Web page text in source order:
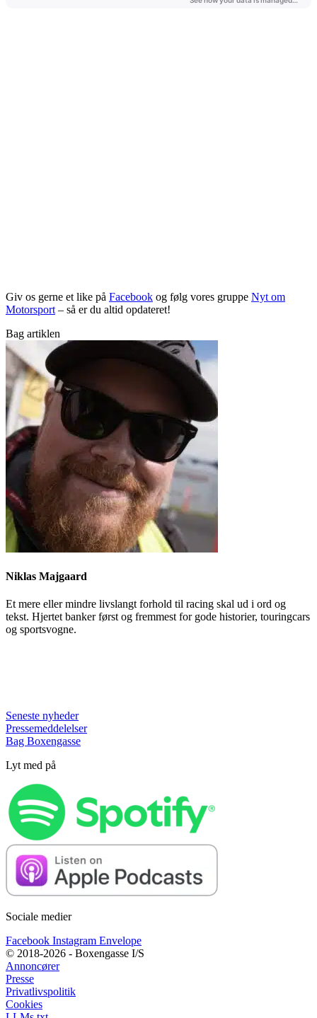
Giv os gerne et like på Facebook og følg vores gruppe Nyt om
Motorsport – så er du altid opdateret!
Bag artiklen
Niklas Majgaard
Et mere eller mindre livslangt forhold til racing skal ud i ord og
tekst. Hjertet banker først og fremmest for gode historier, touringcars
og sportsvogne.
Seneste nyheder
Pressemeddelelser
Bag Boxengasse
Lyt med på
Sociale medier
Facebook Instagram Envelope
© 2018-2026 - Boxengasse I/S
Annoncører
Presse
Privatlivspolitik
Cookies